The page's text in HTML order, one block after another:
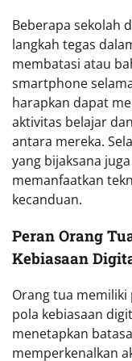
Beberapa sekolah
langkah tegas
membatasi atau
smartphone
harapkan dapat
aktivitas belajar
antara mereka.
yang bijaksana
memanfaatkan
kecanduan.
Peran Orang
Kebiasaan
Orang tua
pola kebiasaan
menetapkan
memperkenalkan